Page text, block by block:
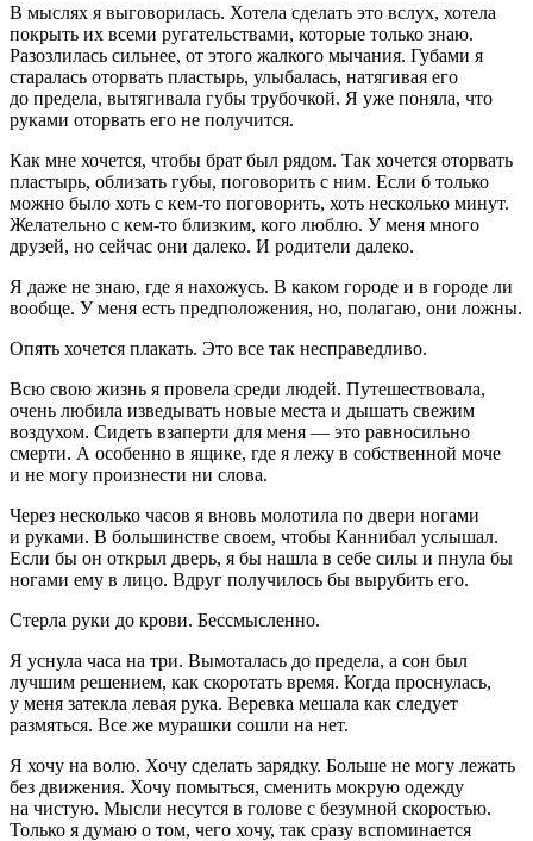
В мыслях я выговорилась. Хотела сделать это вслух, хотела
покрыть их всеми ругательствами, которые только знаю.
Разозлилась сильнее, от этого жалкого мычания. Губами я
старалась оторвать пластырь, улыбалась, натягивая его
до предела, вытягивала губы трубочкой. Я уже поняла, что
руками оторвать его не получится.
Как мне хочется, чтобы брат был рядом. Так хочется оторвать
пластырь, облизать губы, поговорить с ним. Если б только
можно было хоть с кем-то поговорить, хоть несколько минут.
Желательно с кем-то близким, кого люблю. У меня много
друзей, но сейчас они далеко. И родители далеко.
Я даже не знаю, где я нахожусь. В каком городе и в городе ли
вообще. У меня есть предположения, но, полагаю, они ложны.
Опять хочется плакать. Это все так несправедливо.
Всю свою жизнь я провела среди людей. Путешествовала,
очень любила изведывать новые места и дышать свежим
воздухом. Сидеть взаперти для меня — это равносильно
смерти. А особенно в ящике, где я лежу в собственной моче
и не могу произнести ни слова.
Через несколько часов я вновь молотила по двери ногами
и руками. В большинстве своем, чтобы Каннибал услышал.
Если бы он открыл дверь, я бы нашла в себе силы и пнула бы
ногами ему в лицо. Вдруг получилось бы вырубить его.
Стерла руки до крови. Бессмысленно.
Я уснула часа на три. Вымоталась до предела, а сон был
лучшим решением, как скоротать время. Когда проснулась,
у меня затекла левая рука. Веревка мешала как следует
размяться. Все же мурашки сошли на нет.
Я хочу на волю. Хочу сделать зарядку. Больше не могу лежать
без движения. Хочу помыться, сменить мокрую одежду
на чистую. Мысли несутся в голове с безумной скоростью.
Только я думаю о том, чего хочу, так сразу вспоминается